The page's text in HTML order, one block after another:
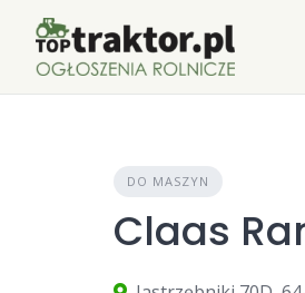
content
DO MASZYN
Claas